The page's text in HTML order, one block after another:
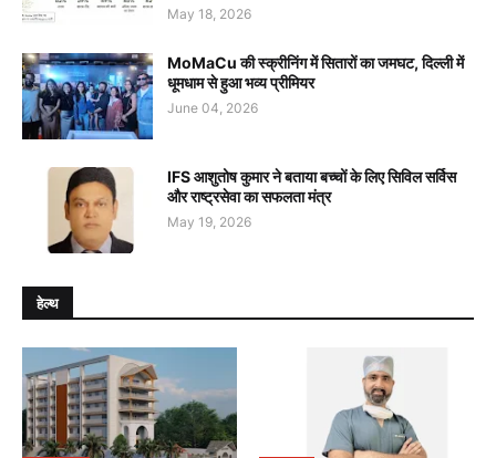
May 18, 2026
MoMaCu की स्क्रीनिंग में सितारों का जमघट, दिल्ली में
धूमधाम से हुआ भव्य प्रीमियर
June 04, 2026
IFS आशुतोष कुमार ने बताया बच्चों के लिए सिविल सर्विस
और राष्ट्रसेवा का सफलता मंत्र
May 19, 2026
हेल्थ